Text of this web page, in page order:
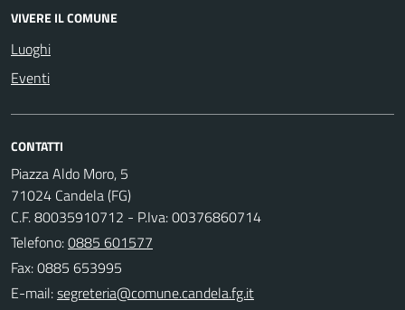
VIVERE IL COMUNE
Luoghi
Eventi
CONTATTI
Piazza Aldo Moro, 5
71024 Candela (FG)
C.F. 80035910712 - P.Iva: 00376860714
Telefono:0885 601577
Fax: 0885 653995
E-mail: